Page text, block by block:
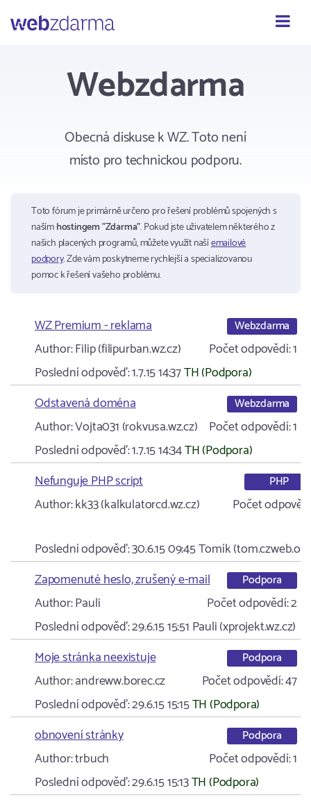
Webzdarma
Obecná diskuse k WZ. Toto není
místo pro technickou podporu.
Toto fórum je primárně určeno pro řešení problémů spojených s
našímhostingem "Zdarma". Pokud jste uživatelem některého z
našich placených programů, můžete využít našíemailové
podpory. Zde vám poskytneme rychlejší a specializovanou
pomoc k řešení vašeho problému.
WZ Premium - reklama Webzdarma
Author:Filip (filipurban.wz.cz) Počet odpovědí:1
Poslední odpověď:1.7.15 14:37TH (Podpora)
Odstavená doména
Webzdarma
Author:Vojta031 (rokvusa.wz.cz) Počet odpovědí:1
Poslední odpověď:1.7.15 14:34TH (Podpora)
Nefunguje PHP script
PHP
Author:kk33 (kalkulatorcd.wz.cz)
Počet
Poslední odpověď:30.6.15 09:45Tomík
Zapomenuté heslo, zrušený e-mail
Podpora
Author:Pauli Počet odpovědí:2
Poslední odpověď:29.6.15 15:51 Pauli (xprojekt.wz.cz)
Moje stránka neexistuje
Podpora
Author:andreww.borec.cz Počet odpovědí:47
Poslední odpověď:29.6.15 15:15TH (Podpora)
obnovení stránky
Podpora
Author:trbuch Počet odpovědí:1
Poslední odpověď:29.6.15 15:13TH (Podpora)